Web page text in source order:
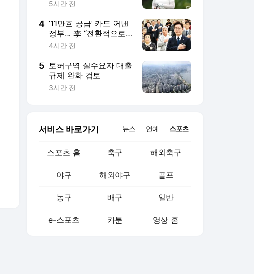
5시간 전
4 ‘11만호 공급’ 카드 꺼낸
정부… 李 “전환적으로
과감히 실천”
4시간 전
5 토허구역 실수요자 대출
규제 완화 검토
3시간 전
서비스 바로가기 뉴스 연예 스포츠
스포츠 홈 축구 해외축구
야구 해외야구 골프
농구 배구 일반
e-스포츠 카툰 영상 홈